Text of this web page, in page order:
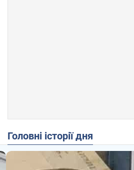
Головні історії дня